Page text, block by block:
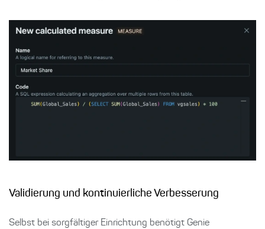
Validierung und kontinuierliche Verbesserung
Selbst bei sorgfältiger Einrichtung benötigt Genie